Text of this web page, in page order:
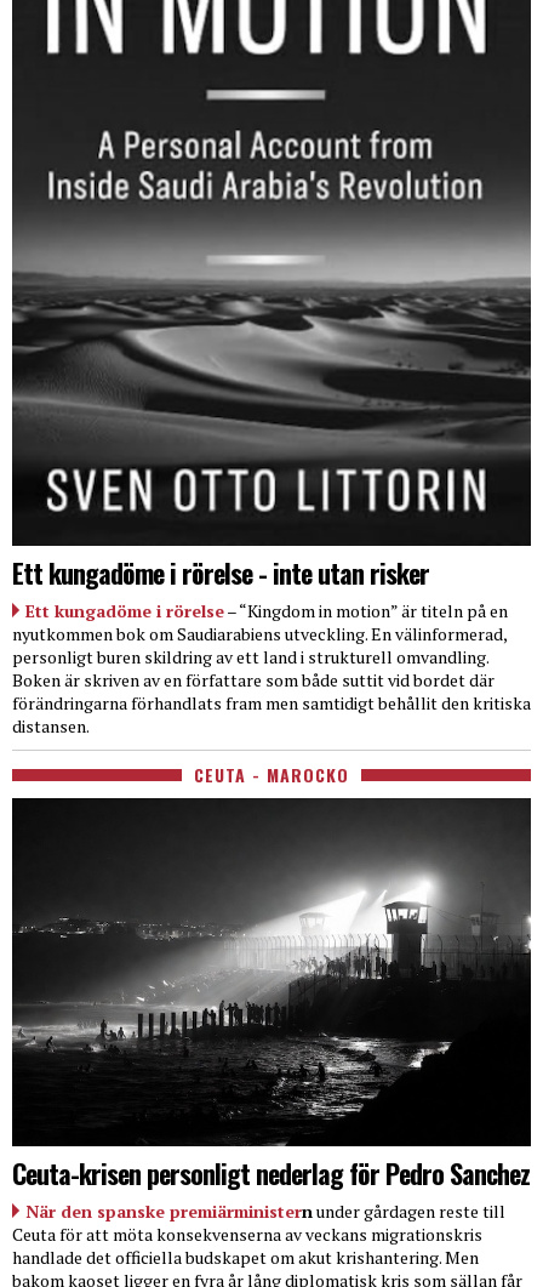
Ett kungadöme i rörelse - inte utan risker
Ett kungadöme i rörelse– “Kingdom in motion” är titeln på en
nyutkommen bok om Saudiarabiens utveckling. En välinformerad,
personligt buren skildring av ett land i strukturell omvandling.
Boken är skriven av en författare som både suttit vid bordet där
förändringarna förhandlats fram men samtidigt behållit den kritiska
distansen.
CEUTA - MAROCKO
Ceuta-krisen personligt nederlag för Pedro Sanchez
När den spanske premiärministernunder gårdagen reste till
Ceuta för att möta konsekvenserna av veckans migrationskris
handlade det officiella budskapet om akut krishantering. Men
bakom kaoset ligger en fyra år lång diplomatisk kris som sällan får